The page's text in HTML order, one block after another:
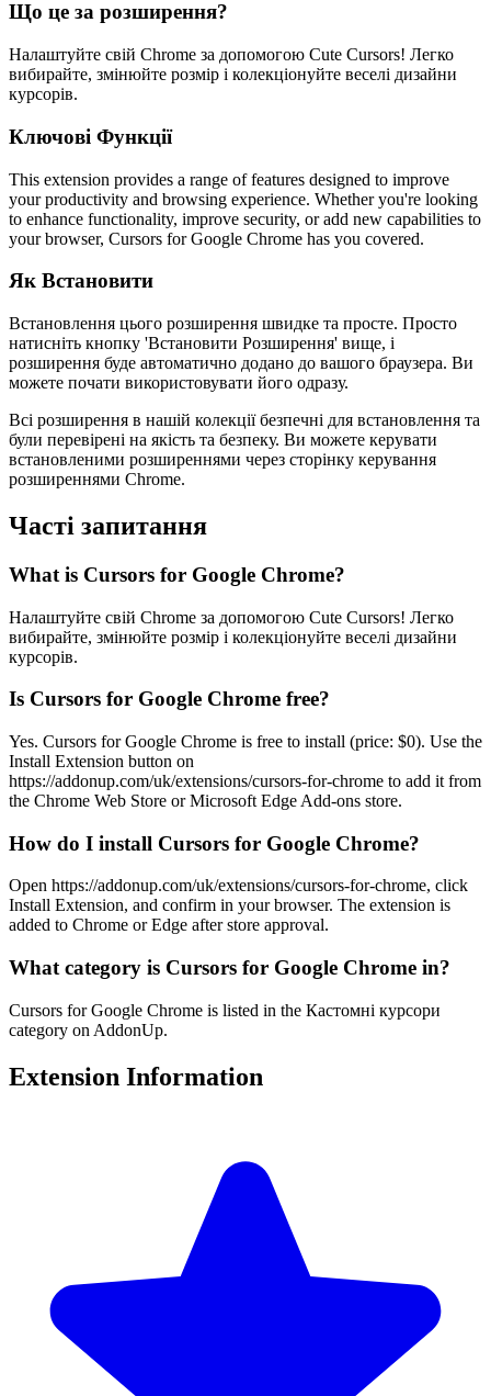
Що це за розширення?
Налаштуйте свій Chrome за допомогою Cute Cursors! Легко
вибирайте, змінюйте розмір і колекціонуйте веселі дизайни
курсорів.
Ключові Функції
This extension provides a range of features designed to improve
your productivity and browsing experience. Whether you're looking
to enhance functionality, improve security, or add new capabilities to
your browser, Cursors for Google Chrome has you covered.
Як Встановити
Встановлення цього розширення швидке та просте. Просто
натисніть кнопку 'Встановити Розширення' вище, і
розширення буде автоматично додано до вашого браузера. Ви
можете почати використовувати його одразу.
Всі розширення в нашій колекції безпечні для встановлення та
були перевірені на якість та безпеку. Ви можете керувати
встановленими розширеннями через сторінку керування
розширеннями Chrome.
Часті запитання
What is Cursors for Google Chrome?
Налаштуйте свій Chrome за допомогою Cute Cursors! Легко
вибирайте, змінюйте розмір і колекціонуйте веселі дизайни
курсорів.
Is Cursors for Google Chrome free?
Yes. Cursors for Google Chrome is free to install (price: $0). Use the
Install Extension button on
https://addonup.com/uk/extensions/cursors-for-chrome to add it from
the Chrome Web Store or Microsoft Edge Add-ons store.
How do I install Cursors for Google Chrome?
Open https://addonup.com/uk/extensions/cursors-for-chrome, click
Install Extension, and confirm in your browser. The extension is
added to Chrome or Edge after store approval.
What category is Cursors for Google Chrome in?
Cursors for Google Chrome is listed in the Кастомні курсори
category on AddonUp.
Extension Information